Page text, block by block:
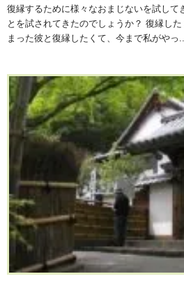
復縁するために様々なおまじないを試して
とを試されてきたのでしょうか？ 復縁し
まった彼と復縁したくて、今まで私がやっ